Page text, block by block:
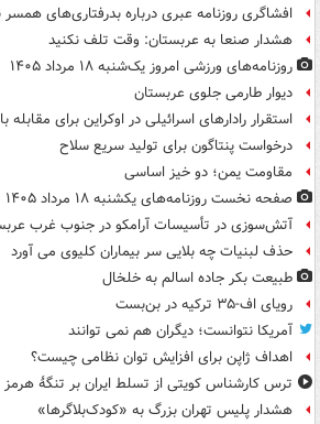
افشاگری روزنامه عبری درباره بدرفتاری‌های همسر
هشدار صنعا به عربستان: وقت تلف نکنید
روزنامه‌های ورزشی امروز یک‌شنبه ۱۸ مرداد ۱۴۰۵
دیوار طارمی جلوی عربستان
استقرار رادارهای اسرائیلی در اوکراین برای
درخواست پنتاگون برای تولید سریع سلاح
مقاومت یمن؛ دو خیز اساسی
صفحه نخست روزنامه‌های یکشنبه ۱۸ مرداد ۱۴۰۵
آتش‌سوزی در تأسیسات آرامکو در جنوب غرب
حذف لبنیات چه بلایی سر بیماران کلیوی می آورد
طبیعت بکر جاده اسالم به خلخال
رویای اف-۳۵ ترکیه در بن‌بست
آمریکا نتوانست؛ دیگران هم نمی توانند
اهداف ژاپن برای افزایش توان نظامی چیست؟
ترس کارشناس کویتی از تسلط ایران بر تنگۀ هرمز
هشدار پلیس تهران بزرگ به «کودک‌بلاگرها»